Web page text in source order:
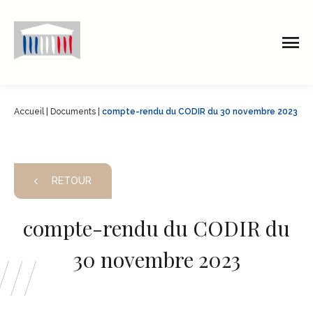
Accueil| Documents compte-rendu du CODIR du 30 novembre 2023
RETOUR
compte-rendu du CODIR du
30 novembre 2023